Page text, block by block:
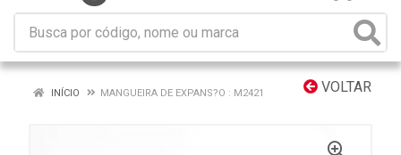
VOLTAR
INÍCIO MANGUEIRA DE EXPANS?O : M2421